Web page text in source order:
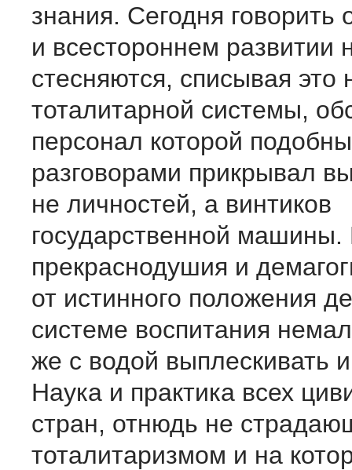
знания. Сегодня говорить
и всестороннем развитии
стесняются, списывая это
тоталитарной системы,
персонал которой
разговорами прикрывал
не личностей, а винтиков
государственной машины.
прекраснодушия и
от истинного положения
системе воспитания
же с водой выплескивать
Наука и практика всех
стран, отнюдь не
тоталитаризмом и на